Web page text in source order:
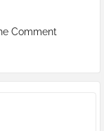
Comment